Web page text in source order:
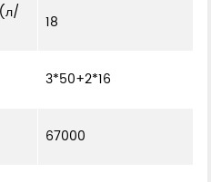
18
3*50+2*16
67000